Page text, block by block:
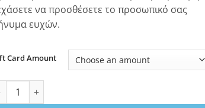
να προσθέσετε το προσωπικό σας
ευχών.
Card Amount
550-900€ quantity